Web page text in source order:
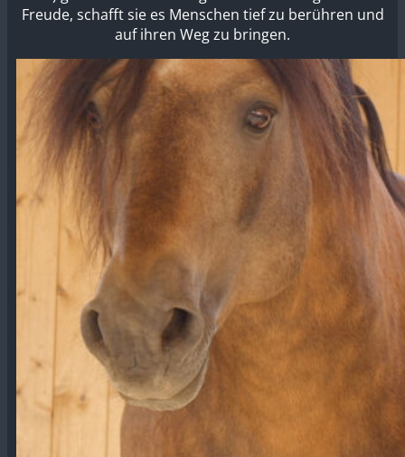
Freude, schafft sie es Menschen tief zu berühren und
auf ihren Weg zu bringen.